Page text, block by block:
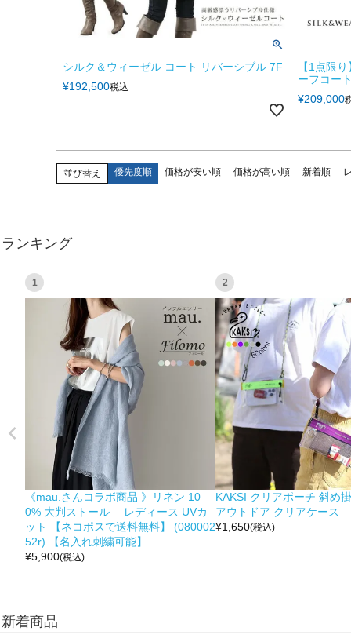
シルク＆ウィーゼル コート リバーシブル 7F
¥192,500税込
【1点限
ーフコー
¥209,000
並び替え 優先度順 価格が安い順 価格が高い順 新着順
ランキング
1
《mau.さんコラボ商品 》リネン 10
0% 大判ストール レディース UVカ
ット 【ネコポスで送料無料】 (080002
52r) 【名入れ刺繍可能】
¥5,900(税込)
2
KAKSI クリアポーチ 斜め
アウトドア クリアケース
¥1,650(税込)
新着商品